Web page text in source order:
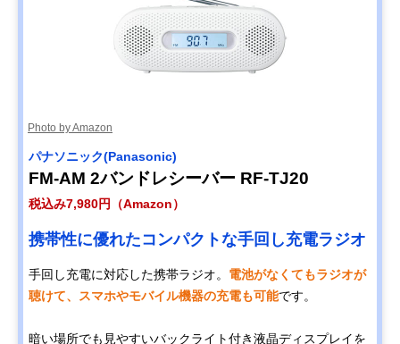
Photo by Amazon
パナソニック(Panasonic)
FM-AM 2バンドレシーバー RF-TJ20
税込み7,980円（Amazon）
携帯性に優れたコンパクトな手回し充電ラジオ
手回し充電に対応した携帯ラジオ。 電池がなくてもラジオが
聴けて、スマホやモバイル機器の充電も可能です。
暗い場所でも見やすいバックライト付き液晶ディスプレイを